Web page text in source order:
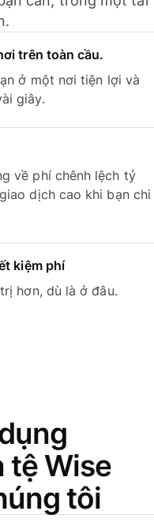
trên toàn cầu.
ở một nơi tiện lợi và
giây.
về phí chênh lệch tỷ
dịch cao khi bạn chi
kiệm phí
hơn, dù là ở đâu.
tệ Wise
tôi